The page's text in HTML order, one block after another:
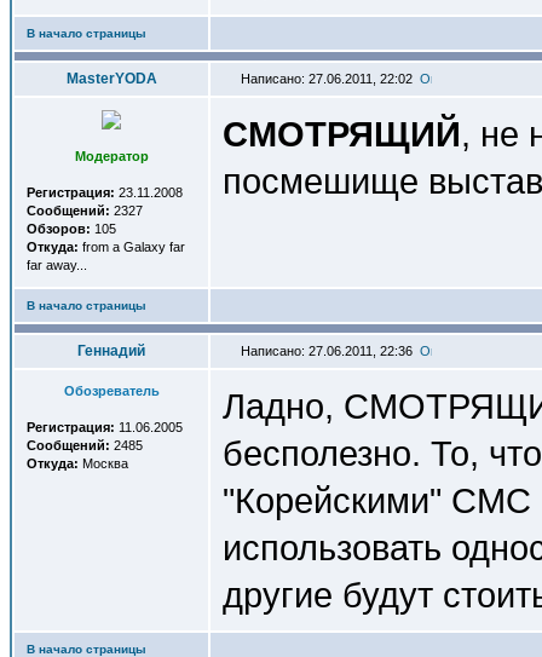
В начало страницы
MasterYODA Написано: 27.06.2011, 22:02
Модератор
Регистрация: 23.11.2008
Сообщений: 2327
Обзоров: 105
Откуда: from a Galaxy far
far away...
СМОТРЯЩИЙ, не
посмешище
В начало страницы
Геннадий Написано: 27.06.2011, 22:36
Обозреватель
Регистрация: 11.06.2005
Сообщений: 2485
Откуда: Москва
Ладно,
бесполезно. То,
"Корейскими" CMC
использовать
другие будут
В начало страницы